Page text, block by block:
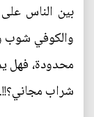
بين الناس
والكوفي شوب
محدودة، فهل
شراب مجاني؟!!.